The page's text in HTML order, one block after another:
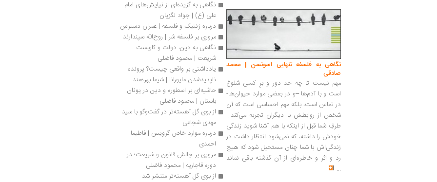
نگاهی به فلسفه تنهایی اسونسن | محمد
صادقی
مهم نیست تا چه حد دور و برِ کسی شلوغ
است و با آدم‌ها –و در بعضی موارد حیوان‌ها-
در تماس است، بلکه مهم احساسی است که آن
شخص از روابطش با دیگران تجربه می‌کند...
طرفِ شما قبل از اینکه با هم آشنا شوید زندگی
خودش را داشته، که نمی‌شود انتظار داشت در
زندگی‌اش با شما چنان مستحیل شود که هیچ
رد و اثر و خاطره‌ای از آن گذشته باقی نماند
...
علی (ع) | جواد لگزیان
درباره ژنتیک و فلسفه | عمران دسترس
مروری بر فلسفه شر | روح‌الله سپندارند
شریعت | محمود فاضلی
ناپدید‌شدن مایورانا | شیما بهره‌مند
باستان | محمود فاضلی
مهدی شجاعی
احمدی
دوره قاجاریه | محمود فاضلی
از بوی گل آهسته‌تر منتشر شد